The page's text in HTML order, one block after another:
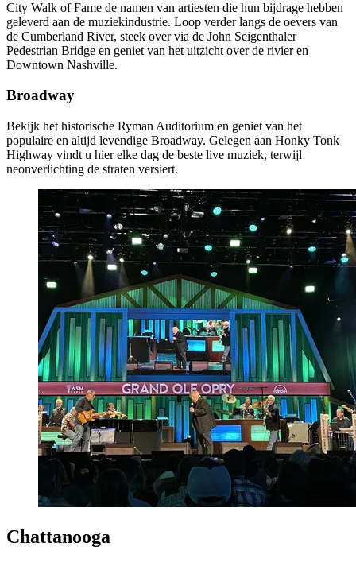
City Walk of Fame de namen van artiesten die hun bijdrage hebben
geleverd aan de muziekindustrie. Loop verder langs de oevers van
de Cumberland River, steek over via de John Seigenthaler
Pedestrian Bridge en geniet van het uitzicht over de rivier en
Downtown Nashville.
Broadway
Bekijk het historische Ryman Auditorium en geniet van het
populaire en altijd levendige Broadway. Gelegen aan Honky Tonk
Highway vindt u hier elke dag de beste live muziek, terwijl
neonverlichting de straten versiert.
Chattanooga